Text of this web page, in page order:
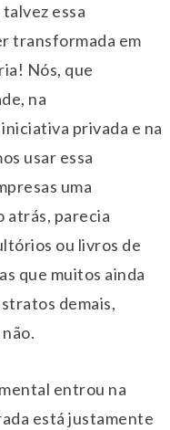
essa
transformada em
Nós, que
na
privada e na
usar essa
uma
atrás, parecia
ou livros de
que muitos ainda
demais,
entrou na
está justamente